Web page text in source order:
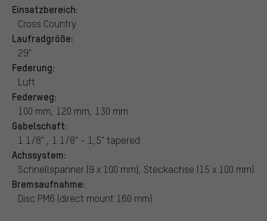
Einsatzbereich:
Cross Country
Laufradgröße:
29"
Federung:
Luft
Federweg:
100 mm, 120 mm, 130 mm
Gabelschaft:
1 1/8" , 1 1/8" - 1,5" tapered
Achssystem:
Schnellspanner (9 x 100 mm), Steckachse (15 x 100 mm)
Bremsaufnahme:
Disc PM6 (direct mount 160 mm)